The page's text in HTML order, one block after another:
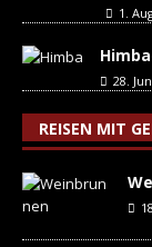
1.
28.
REISEN MIT